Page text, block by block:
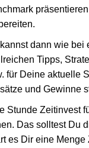
dann wie bei
Tipps,
für Deine aktuelle
und Gewinne
Stunde Zeitinvest
Das solltest Du
es Dir eine